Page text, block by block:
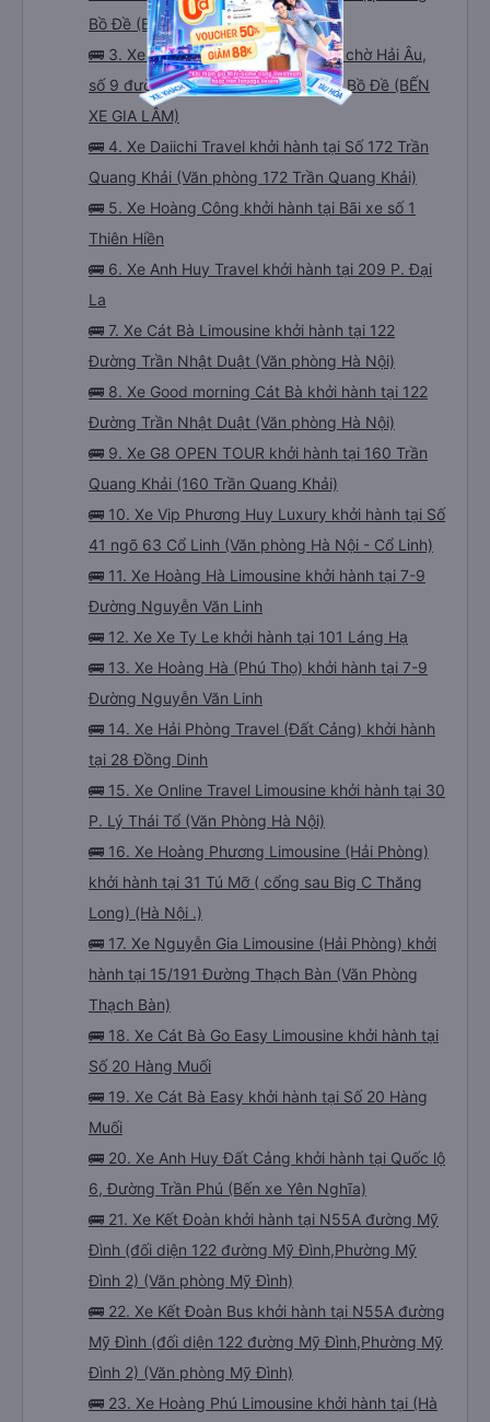
Bồ Đề (BẾN XE GIA LÂM)
🚌 3. Xe Hải Âu khởi hành tại Phòng chờ Hải Âu,
số 9 đường Ngô Gia Khảm, phường Bồ Đề (BẾN
XE GIA LÂM)
🚌 4. Xe Daiichi Travel khởi hành tại Số 172 Trần
Quang Khải (Văn phòng 172 Trần Quang Khải)
🚌 5. Xe Hoàng Công khởi hành tại Bãi xe số 1
Thiên Hiền
🚌 6. Xe Anh Huy Travel khởi hành tại 209 P. Đại
La
🚌 7. Xe Cát Bà Limousine khởi hành tại 122
Đường Trần Nhật Duật (Văn phòng Hà Nội)
🚌 8. Xe Good morning Cát Bà khởi hành tại 122
Đường Trần Nhật Duật (Văn phòng Hà Nội)
🚌 9. Xe G8 OPEN TOUR khởi hành tại 160 Trần
Quang Khải (160 Trần Quang Khải)
🚌 10. Xe Vip Phương Huy Luxury khởi hành tại Số
41 ngõ 63 Cổ Linh (Văn phòng Hà Nội - Cổ Linh)
🚌 11. Xe Hoàng Hà Limousine khởi hành tại 7-9
Đường Nguyễn Văn Linh
🚌 12. Xe Xe Ty Le khởi hành tại 101 Láng Hạ
🚌 13. Xe Hoàng Hà (Phú Thọ) khởi hành tại 7-9
Đường Nguyễn Văn Linh
🚌 14. Xe Hải Phòng Travel (Đất Cảng) khởi hành
tại 28 Đồng Dinh
🚌 15. Xe Online Travel Limousine khởi hành tại 30
P. Lý Thái Tổ (Văn Phòng Hà Nội)
🚌 16. Xe Hoàng Phương Limousine (Hải Phòng)
khởi hành tại 31 Tú Mỡ ( cổng sau Big C Thăng
Long) (Hà Nội .)
🚌 17. Xe Nguyễn Gia Limousine (Hải Phòng) khởi
hành tại 15/191 Đường Thạch Bàn (Văn Phòng
Thạch Bàn)
🚌 18. Xe Cát Bà Go Easy Limousine khởi hành tại
Số 20 Hàng Muối
🚌 19. Xe Cát Bà Easy khởi hành tại Số 20 Hàng
Muối
🚌 20. Xe Anh Huy Đất Cảng khởi hành tại Quốc lộ
6, Đường Trần Phú (Bến xe Yên Nghĩa)
🚌 21. Xe Kết Đoàn khởi hành tại N55A đường Mỹ
Đình (đối diện 122 đường Mỹ Đình,Phường Mỹ
Đình 2) (Văn phòng Mỹ Đình)
🚌 22. Xe Kết Đoàn Bus khởi hành tại N55A đường
Mỹ Đình (đối diện 122 đường Mỹ Đình,Phường Mỹ
Đình 2) (Văn phòng Mỹ Đình)
🚌 23. Xe Hoàng Phú Limousine khởi hành tại (Hà